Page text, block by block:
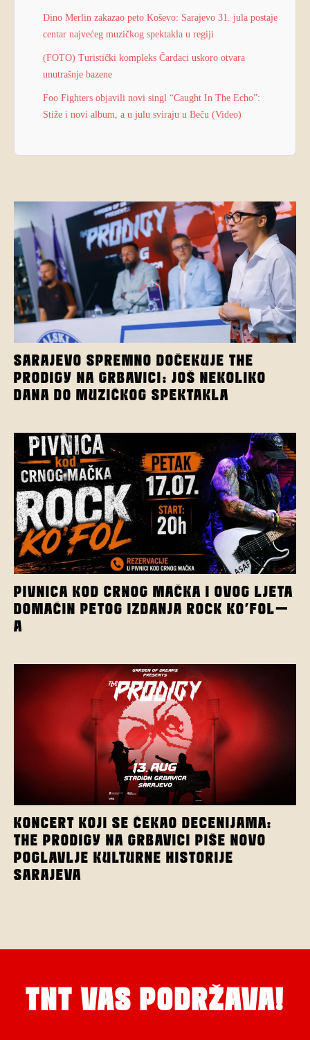
Dino Merlin zakazao peto Koševo: Sarajevo 31. jula postaje
centar najvećeg muzičkog spektakla u regiji
(FOTO) Turistički kompleks Čardaci uskoro otvara
unutrašnje bazene
Foo Fighters objavili novi singl “Caught In The Echo”:
Stiže i novi album, a u julu sviraju u Beču (Video)
SARAJEVO SPREMNO DOČEKUJE THE
PRODIGY NA GRBAVICI: JOŠ NEKOLIKO
DANA DO MUZIČKOG SPEKTAKLA
PIVNICA KOD CRNOG MAČKA I OVOG LJETA
DOMAĆIN PETOG IZDANJA ROCK KO’FOL-
A
KONCERT KOJI SE ČEKAO DECENIJAMA:
THE PRODIGY NA GRBAVICI PIŠE NOVO
POGLAVLJE KULTURNE HISTORIJE
SARAJEVA
TNT VAS PODRŽAVA!